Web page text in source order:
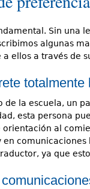
Sin una
algunas
a ellos a través de
totalmente
de la escuela, un
esta persona
al
en
ya que